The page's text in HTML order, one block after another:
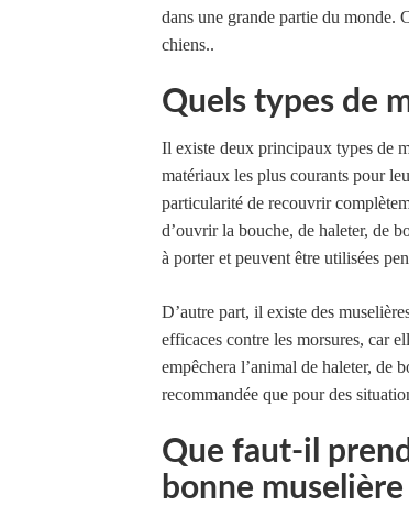
dans une grande partie du monde.
chiens..
Quels types de
Il existe deux principaux types de
matériaux les plus courants pour
particularité de recouvrir
d’ouvrir la bouche, de haleter, de
à porter et peuvent être utilisées
D’autre part, il existe des
efficaces contre les morsures, car
empêchera l’animal de haleter, de
recommandée que pour des
Que faut-il
bonne muselière